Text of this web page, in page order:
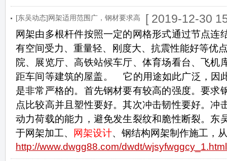
[东吴动态]网架适用范围广，钢材要求高 [ 2019-12-30
网架由多根杆件按照一定的网格形式通过节点连
有空间受力、重量轻、刚度大、抗震性能好等优
院、展览厅、高铁站候车厅、体育场看台、飞机
距车间等建筑的屋盖。 它的用途如此广泛，因
是非常严格的。首先钢材要有较高的强度。要求
点比较高并且塑性要好。其次冲击韧性要好。冲
动力荷载的能力，避免发生裂纹和脆性断裂。东
于网架加工、 网架设计、钢结构网架制作施工，
http://www.dwgg88.com/dwdt/wjsyfwggcy_1.html